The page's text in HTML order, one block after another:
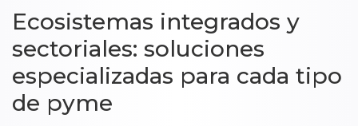
Ecosistemas integrados y
sectoriales: soluciones
especializadas para cada tipo
de pyme